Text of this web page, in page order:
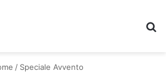
/ Speciale Avvento